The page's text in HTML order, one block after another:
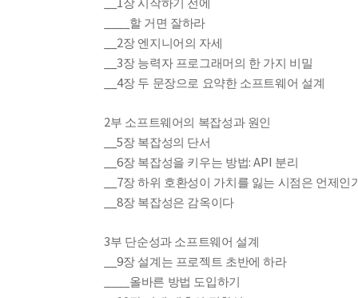
장 시작하기 전에
할 거면 잘하라
__2장 엔지니어의 자세
__3장 능력자 프로그래머의 한 가지 비밀
__4장 두 문장으로 요약한 소프트웨어 설계
2부 소프트웨어의 복잡성과 원인
__5장 복잡성의 단서
__6장 복잡성을 키우는 방법: API 분리
__7장 하위 호환성이 가치를 잃는 시점은 언제인
__8장 복잡성은 감옥이다
3부 단순성과 소프트웨어 설계
__9장 설계는 프로젝트 초반에 하라
올바른 방법 도입하기